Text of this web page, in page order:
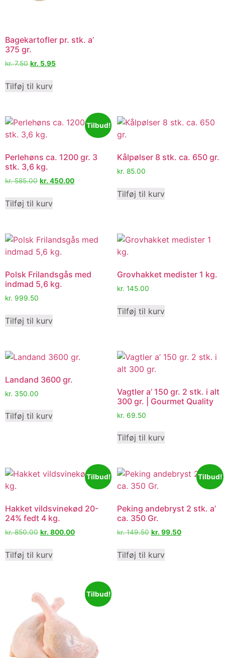
Bagekartofler pr. stk. a’
375 gr.
kr.7.50 kr. 5.95
Tilføj til kurv
Tilbud!
Perlehøns ca. 1200 gr. 3
stk. 3,6 kg.
kr.585.00 kr. 450.00
Tilføj til kurv
Kålpølser 8 stk. ca. 650 gr.
kr. 85.00
Tilføj til kurv
Polsk Frilandsgås med
indmad 5,6 kg.
kr. 999.50
Tilføj til kurv
Grovhakket medister 1 kg.
kr. 145.00
Tilføj til kurv
Landand 3600 gr.
kr. 350.00
Tilføj til kurv
Vagtler a’ 150 gr. 2 stk. i alt
300 gr. | Gourmet Quality
kr. 69.50
Tilføj til kurv
Tilbud!
Hakket vildsvinekød 20-
24% fedt 4 kg.
kr.850.00 kr. 800.00
Tilføj til kurv
Tilbud!
Peking andebryst 2 stk. a’
ca. 350 Gr.
kr.149.50 kr. 99.50
Tilføj til kurv
Tilbud!